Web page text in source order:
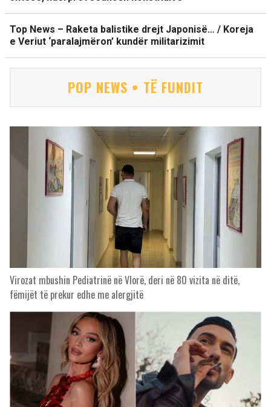
Top News – Raketa balistike drejt Japonisë… / Koreja
e Veriut ‘paralajmëron’ kundër militarizimit
POP NEWS • TË FUNDIT
Virozat mbushin Pediatrinë në Vlorë, deri në 80 vizita në ditë,
fëmijët të prekur edhe me alergjitë